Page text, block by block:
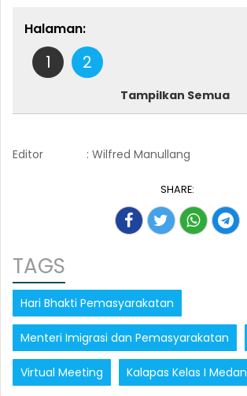
Halaman:
1 2
Tampilkan Semua
Editor : Wilfred Manullang
SHARE:
TAGS
Hari Bhakti Pemasyarakatan
Menteri Imigrasi dan Pemasyarakatan
Virtual Meeting Kalapas Kelas I Medan